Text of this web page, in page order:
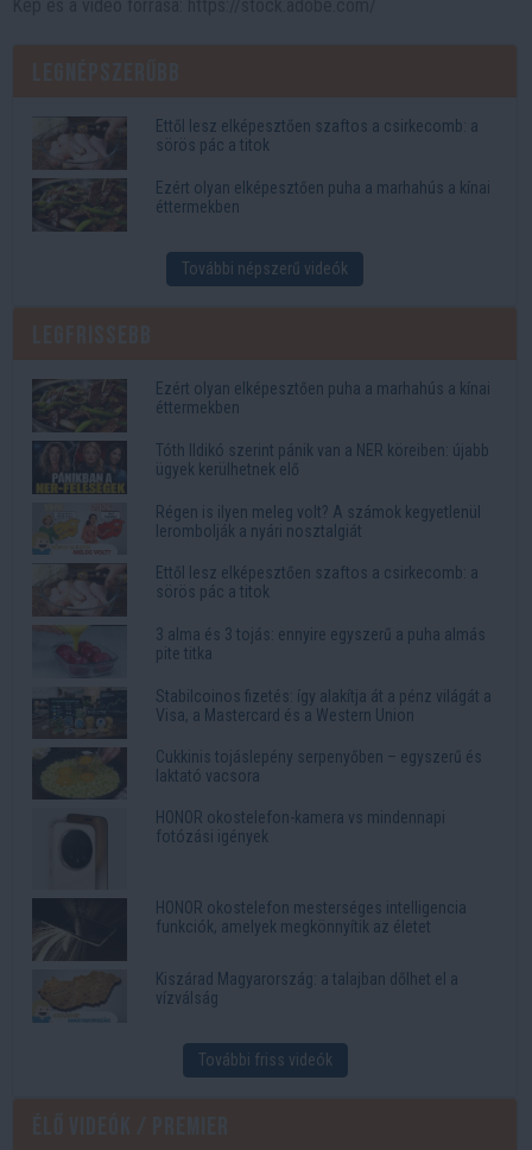
Ettől lesz elképesztően szaftos a csirkecomb: a
sörös pác a titok
Ezért olyan elképesztően puha a marhahús a kínai
éttermekben
További népszerű videók
Ezért olyan elképesztően puha a marhahús a kínai
éttermekben
Tóth Ildikó szerint pánik van a NER köreiben: újabb
ügyek kerülhetnek elő
Régen is ilyen meleg volt? A számok kegyetlenül
lerombolják a nyári nosztalgiát
Ettől lesz elképesztően szaftos a csirkecomb: a
sörös pác a titok
3 alma és 3 tojás: ennyire egyszerű a puha almás
pite titka
Stabilcoinos fizetés: így alakítja át a pénz világát a
Visa, a Mastercard és a Western Union
Cukkinis tojáslepény serpenyőben – egyszerű és
laktató vacsora
HONOR okostelefon-kamera vs mindennapi
fotózási igények
HONOR okostelefon mesterséges intelligencia
funkciók, amelyek megkönnyítik az életet
Kiszárad Magyarország: a talajban dőlhet el a
vízválság
További friss videók